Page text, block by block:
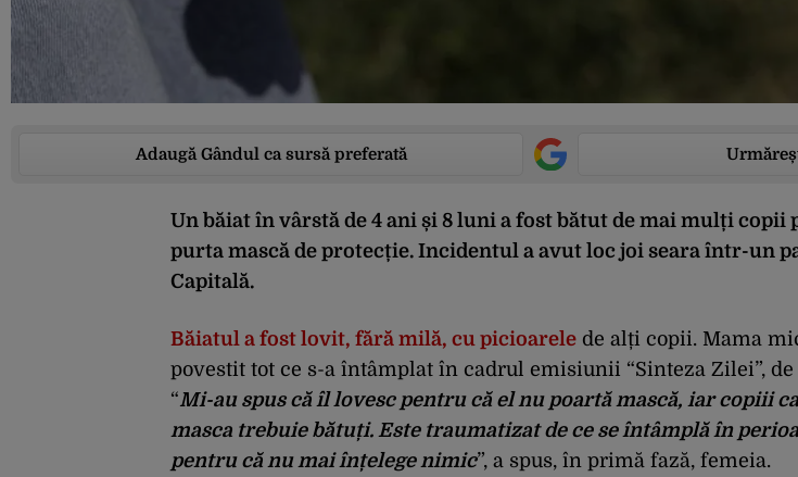
Adaugă Gândul ca sursă preferată
Un băiat în vârstă de 4 ani și 8 luni a fost bătut de mai mulți copii
purta mască de protecție. Incidentul a avut loc joi seara într-un
Capitală.
Băiatul a fost lovit, fără milă, cu picioarele de alți copii. Mama
povestit tot ce s-a întâmplat în cadrul emisiunii “Sinteza Zilei”, de
“Mi-au spus că îl lovesc pentru că el nu poartă mască, iar copiii
masca trebuie bătuți. Este traumatizat de ce se întâmplă în
pentru că nu mai înțelege nimic”, a spus, în primă fază, femeia.